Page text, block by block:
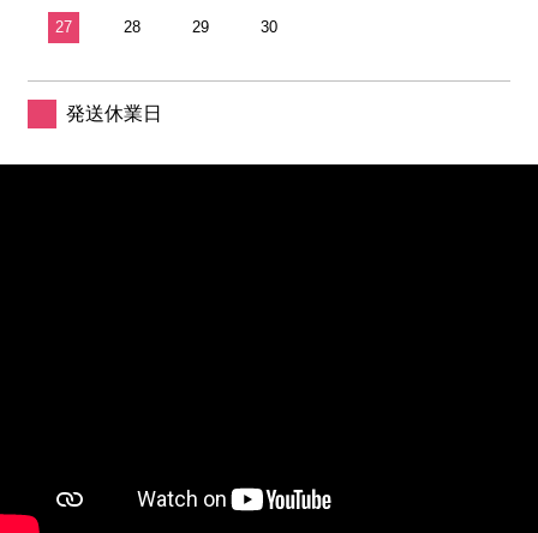
27 28 29 30
発送休業日